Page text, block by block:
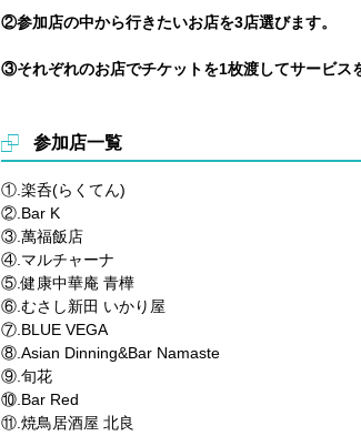
②参加店の中から行きたいお店を3店選びます。
③それぞれのお店でチケットを1枚渡してサービス
参加店一覧
①.楽呑(らくてん)
②.Bar K
③.萬福飯店
④.マルチャーナ
⑤.健康中華庵 青樺
⑥.むさし新田 いかり屋
⑦.BLUE VEGA
⑧.Asian Dinning&Bar Namaste
⑨.旬花
⑩.Bar Red
⑪.焼鳥居酒屋 北良